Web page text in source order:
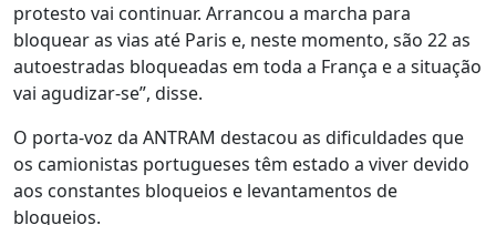
protesto vai continuar. Arrancou a marcha para
bloquear as vias até Paris e, neste momento, são 22 as
autoestradas bloqueadas em toda a França e a situação
vai agudizar-se”, disse.
O porta-voz da ANTRAM destacou as dificuldades que
os camionistas portugueses têm estado a viver devido
aos constantes bloqueios e levantamentos de
bloqueios.